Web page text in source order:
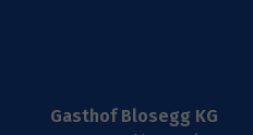
Gasthof Blosegg KG